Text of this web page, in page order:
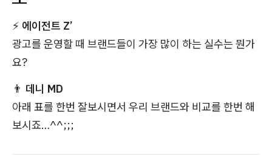
⚡ 에이전트 Z’
광고를 운영할 때 브랜드들이 가장 많이 하는 실수는 뭔가
요?
👨 데니 MD
아래 표를 한번 잘보시면서 우리 브랜드와 비교를 한번 해
보시죠…^^;;;